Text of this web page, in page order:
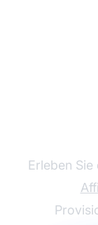
Erleben